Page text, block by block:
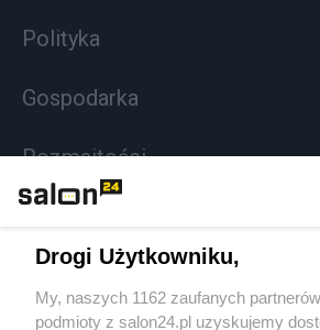
Polityka
Gospodarka
Rozmaitości
Sport
Drogi Użytkowniku,
My, naszych 1162 zaufanych
podmioty z salon24.pl uzyskujemy